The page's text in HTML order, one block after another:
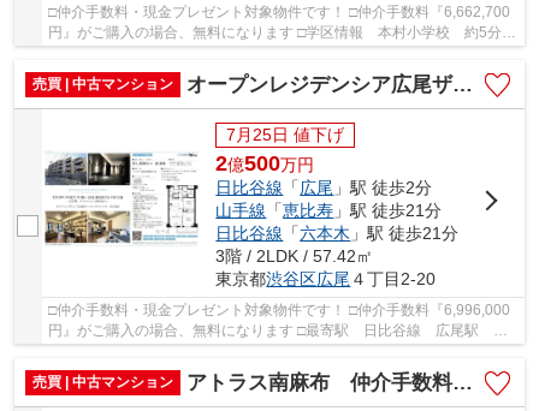
□仲介手数料・現金プレゼント対象物件です！ □仲介手数料『6,662,700
円』がご購入の場合、無料になります □学区情報 本村小学校 約5分
高陵中学校 約19分 □最寄駅 東京メトロ南北...
売買 | 中古マンション
オープンレジデンシア広尾ザ・ハウス サウスコート 仲介手数料無料＋100万円現金プレゼント中
7月25日 値下げ
2億500万円
日比谷線 「広尾 」駅 徒歩2分
山手線 「恵比寿 」駅 徒歩21分
日比谷線 「六本木 」駅 徒歩21分
3階 / 2LDK / 57.42㎡
東京都渋谷区広尾 ４丁目2-20
□仲介手数料・現金プレゼント対象物件です！ □仲介手数料『6,996,000
円』がご購入の場合、無料になります □最寄駅 日比谷線 広尾駅 徒
歩約2分 □リノベーション物件 □2019年（平成31...
売買 | 中古マンション
アトラス南麻布 仲介手数料無料＋100万円現金プレゼント中